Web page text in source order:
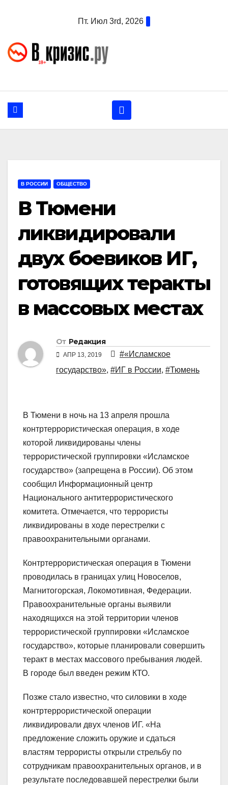
Пт. Июл 3rd, 2026
В РОССИИ ОБЩЕСТВО
В Тюмени
ликвидировали
двух боевиков ИГ,
готовящих теракты
в массовых местах
От Редакция
АПР 13, 2019
#«Исламское
государство», #ИГ в России, #Тюмень
В Тюмени в ночь на 13 апреля прошла
контртеррористическая операция, в ходе
которой ликвидированы члены
террористической группировки «Исламское
государство» (запрещена в России). Об этом
сообщил Информационный центр
Национального антитеррористического
комитета. Отмечается, что террористы
ликвидированы в ходе перестрелки с
правоохранительными органами.
Контртеррористическая операция в Тюмени
проводилась в границах улиц Новоселов,
Магнитогорская, Локомотивная, Федерации.
Правоохранительные органы выявили
находящихся на этой территории членов
террористической группировки «Исламское
государство», которые планировали совершить
теракт в местах массового пребывания людей.
В городе был введен режим КТО.
Позже стало известно, что силовики в ходе
контртеррористической операции
ликвидировали двух членов ИГ. «На
предложение сложить оружие и сдаться
властям террористы открыли стрельбу по
сотрудникам правоохранительных органов, и в
результате последовавшей перестрелки были